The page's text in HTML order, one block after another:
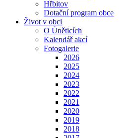
Hřbitov
Dotační program obce
Život v obci
O Úněticích
Kalendář akcí
Fotogalerie
2026
2025
2024
2023
2022
2021
2020
2019
2018